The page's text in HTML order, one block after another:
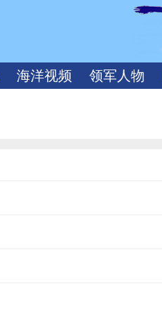
海洋视频 领军人物